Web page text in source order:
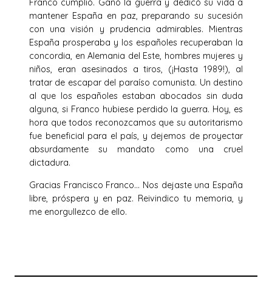
Franco cumplió. Ganó la guerra y dedicó su vida a
mantener España en paz, preparando su sucesión
con una visión y prudencia admirables. Mientras
España prosperaba y los españoles recuperaban la
concordia, en Alemania del Este, hombres mujeres y
niños, eran asesinados a tiros, (¡Hasta 1989!), al
tratar de escapar del paraíso comunista. Un destino
al que los españoles estaban abocados sin duda
alguna, si Franco hubiese perdido la guerra. Hoy, es
hora que todos reconozcamos que su autoritarismo
fue beneficial para el país, y dejemos de proyectar
absurdamente su mandato como una cruel
dictadura.
Gracias Francisco Franco… Nos dejaste una España
libre, próspera y en paz. Reivindico tu memoria, y
me enorgullezco de ello.